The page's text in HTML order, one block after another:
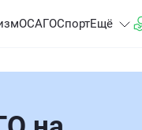
ОСАГОСпортЕщё